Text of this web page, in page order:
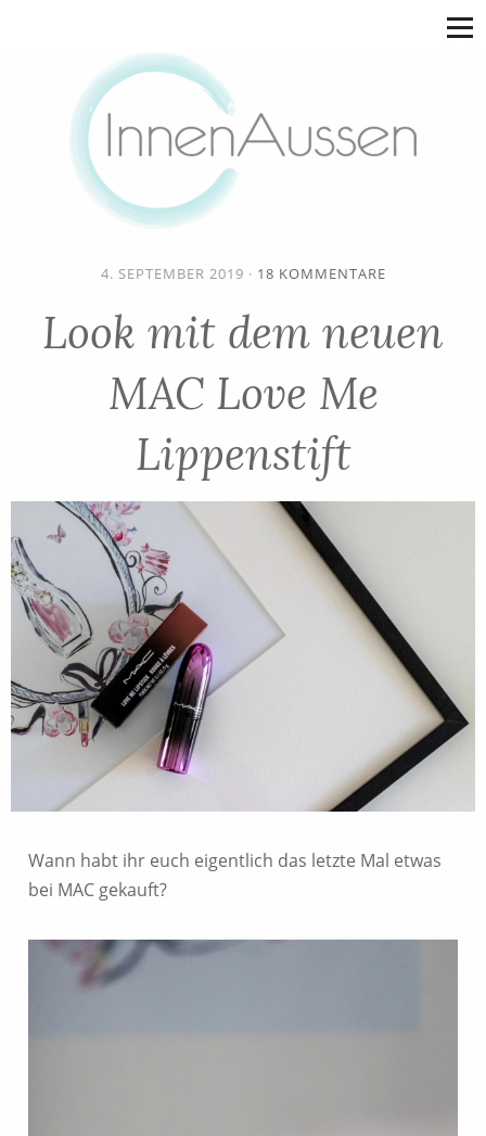
4. SEPTEMBER 2019 · 18 KOMMENTARE
Look mit dem neuen
MAC Love Me
Lippenstift
Wann habt ihr euch eigentlich das letzte Mal etwas
bei MAC gekauft?